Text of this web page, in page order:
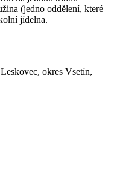
(jedno oddělení, které
a školní jídelna.
okres Vsetín,